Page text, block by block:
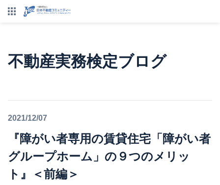
不動産実務検定ブログ
2021/12/07
『障がい者専用の賃貸住宅「障がい者
グループホーム」の９つのメリッ
ト』＜前編＞